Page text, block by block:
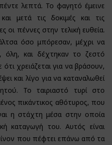
λεπτά. Το φαγητό έμεινε
μετά τις δοκιμές και τις
οι πέννες στην τελική ευθεία.
όσο μπόρεσαν, μέχρι να
και δέχτηκαν το ζεστό
χρειάζεται για να βράσουν,
και λίγο για να καταναλωθεί
Το ταιριαστό τυρί στο
πικάντικος αθότυρος, που
η στάχτη μέσα στην οποία
καταγωγή του. Αυτός είναι
που πέφτει επάνω από τα